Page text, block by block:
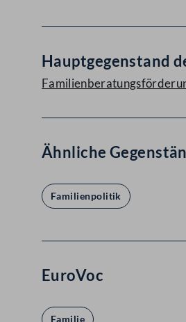
Hauptgegenstand
Ähnliche
Familienpolitik
EuroVoc
Familie